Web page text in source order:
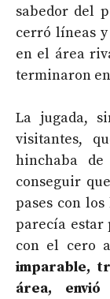
sabedor del
cerró líneas
en el área
terminaron
La jugada,
visitantes,
hinchaba
conseguir
pases con
parecía estar
con el cero
imparable,
área,